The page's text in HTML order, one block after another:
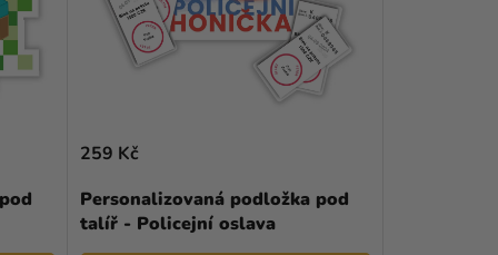
Personalizovaná podložka pod
talíř - Policejní oslava
259 Kč